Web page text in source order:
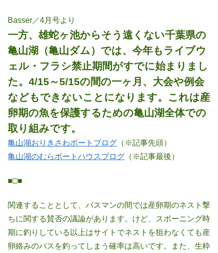
Basser／4月号より
一方、雄蛇ヶ池からそう遠くない千葉県の
亀山湖（亀山ダム）では、今年もライブウ
ェル・フラシ禁止期間がすでに始まりまし
た。4/15～5/15の間の一ヶ月、大会や例会
などもできないことになります。これは産
卵期の魚を保護するための亀山湖全体での
取り組みです。
亀山湖おりきさわボートブログ （※記事先頭）
亀山湖のむらボートハウスブログ （※記事最後）
■□■
関連することとして、バスマンの間では産卵期のネスト撃
ちに関する賛否の議論があります。けど、スポーニング時
期に釣りしている以上はサイトでネストを狙わなくても産
卵絡みのバスを釣ってしまう確率は高いです。また、生粋